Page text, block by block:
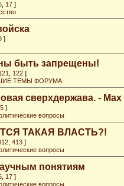
17 ]
]
быть запрещены!
122 ]
ТЕМЫ ФОРУМА
сверхдержава. - Max
5 ]
вопросы
ТАКАЯ ВЛАСТЬ?!
413 ]
вопросы
понятиям
17 ]
вопросы